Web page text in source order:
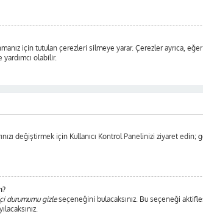
için tutulan çerezleri silmeye yarar. Çerezler ayrıca,
olabilir.
değiştirmek için Kullanıcı Kontrol Panelinizi ziyaret edin;
durumumu gizleseçeneğini bulacaksınız. Bu seçeneği